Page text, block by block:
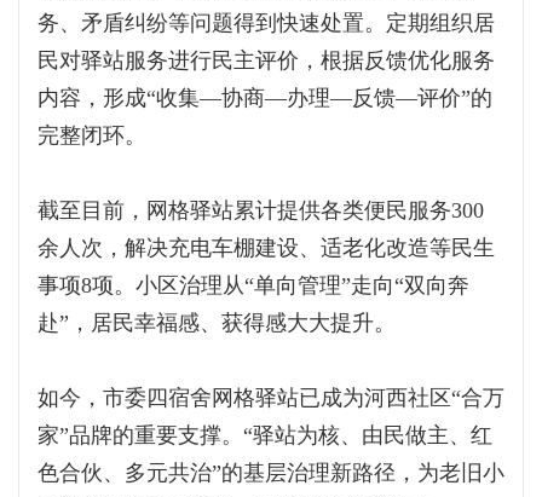
务、矛盾纠纷等问题得到快速处置。定期组织居
民对驿站服务进行民主评价，根据反馈优化服务
内容，形成“收集—协商—办理—反馈—评价”的
完整闭环。
截至目前，网格驿站累计提供各类便民服务300
余人次，解决充电车棚建设、适老化改造等民生
事项8项。小区治理从“单向管理”走向“双向奔
赴”，居民幸福感、获得感大大提升。
如今，市委四宿舍网格驿站已成为河西社区“合万
家”品牌的重要支撑。“驿站为核、由民做主、红
色合伙、多元共治”的基层治理新路径，为老旧小